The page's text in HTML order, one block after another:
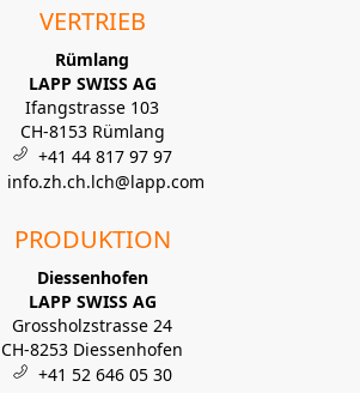
VERTRIEB
Rümlang
LAPP SWISS AG
Ifangstrasse 103
CH-8153 Rümlang
+41 44 817 97 97
info.zh.ch.lch@lapp.com
PRODUKTION
Diessenhofen
LAPP SWISS AG
Grossholzstrasse 24
CH-8253 Diessenhofen
+41 52 646 05 30